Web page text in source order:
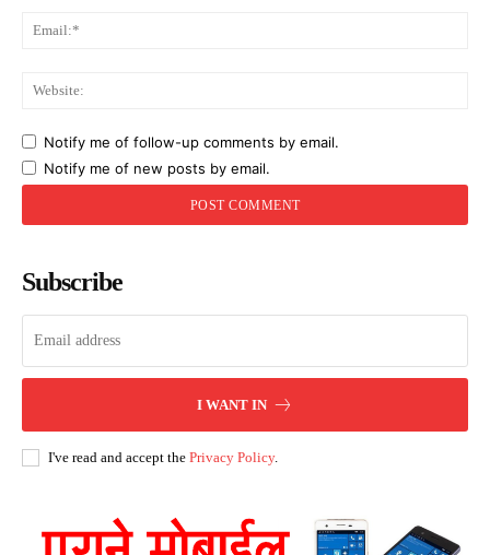
Notify me of follow-up comments by email.
Notify me of new posts by email.
Subscribe
I WANT IN
I've read and accept the Privacy Policy.